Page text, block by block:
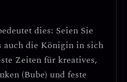
dies: Seien Sie
auch die Königin in sich
Zeiten für kreatives,
(Bube) und feste